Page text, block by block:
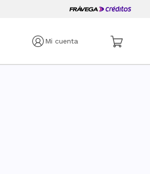
Mi cuenta